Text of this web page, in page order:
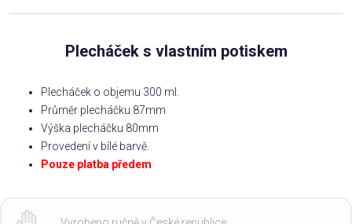
Plecháček s vlastním potiskem
Plecháček o objemu 300 ml.
Průměr plecháčku 87mm
Výška plecháčku 80mm
Provedení v bílé barvě.
Pouze platba předem